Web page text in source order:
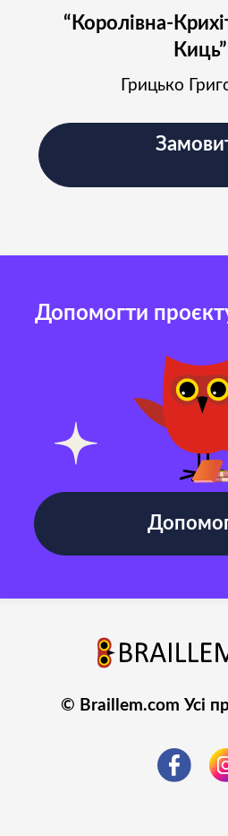
“Королівна-
Киць”
Грицько
Допомогти
© Braillem.com Усі